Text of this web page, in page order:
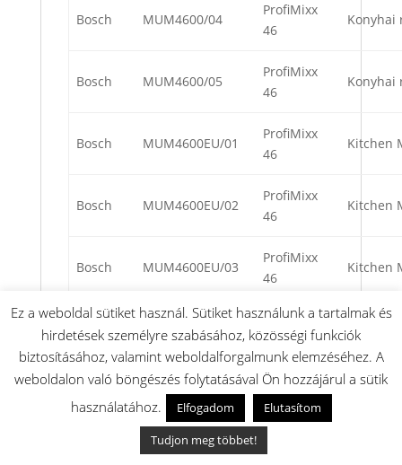
Bosch MUM4600/04
ProfiMixx
46
Konyhai
Bosch MUM4600/05
ProfiMixx
46
Konyhai
Bosch MUM4600EU/01
ProfiMixx
46
Kitchen
Bosch MUM4600EU/02
ProfiMixx
46
Kitchen
Bosch MUM4600EU/03
ProfiMixx
46
Kitchen
Bosch MUM4600GB/01
ProfiMixx
46
Food
MUM4600GB/02
ProfiMixx
46
MUM4600GB/03
Ez a weboldal sütiket használ. Sütiket használunk a tartalmak és
hirdetések személyre szabásához, közösségi funkciók
biztosításához, valamint weboldalforgalmunk elemzéséhez. A
weboldalon való böngészés folytatásával Ön hozzájárul a sütik
használatához.
Elfogadom
Elutasítom
Tudjon meg többet!